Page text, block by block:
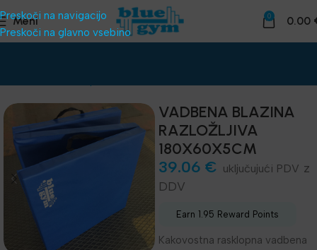
Preskoči na navigacijo
Preskoči na glavno vsebino
Meni 0 0.00
VADBENA BLAZINA
RAZLOŽLJIVA
180X60X5CM
39.06 €
z
DDV
Earn 1.95 Reward Points
Kakovostna rasklopna vadbena